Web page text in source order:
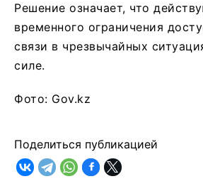
Решение означает, что
временного ограничения
связи в чрезвычайных
силе.
Фото: Gov.kz
Поделиться публикацией